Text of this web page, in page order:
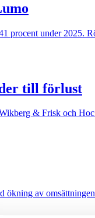
procent under 2025.
till förlust
& Frisk och
ökning av